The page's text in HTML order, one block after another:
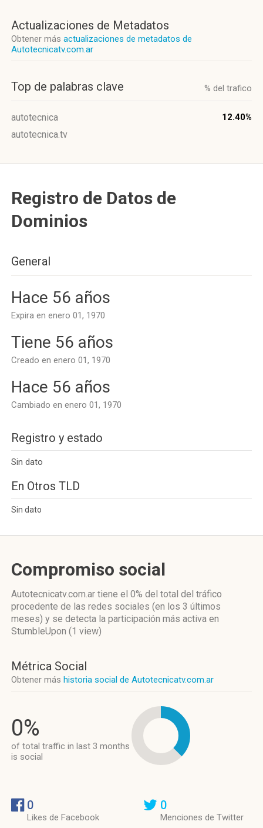
Actualizaciones de Metadatos
Obtener más actualizaciones de metadatos de
Autotecnicatv.com.ar
Top de palabras clave % del trafico
autotecnica 12.40%
autotecnica.tv
Registro de Datos de
Dominios
General
Hace 56 años
Expira en enero 01, 1970
Tiene 56 años
Creado en enero 01, 1970
Hace 56 años
Cambiado en enero 01, 1970
Registro y estado
Sin dato
En Otros TLD
Sin dato
Compromiso social
Autotecnicatv.com.ar tiene el 0% del total del tráfico
procedente de las redes sociales (en los 3 últimos
meses) y se detecta la participación más activa en
StumbleUpon (1 view)
Métrica Social
Obtener más historia social de Autotecnicatv.com.ar
0%
of total traffic in last 3 months
is social
0
Likes de Facebook
0
Menciones de Twitter